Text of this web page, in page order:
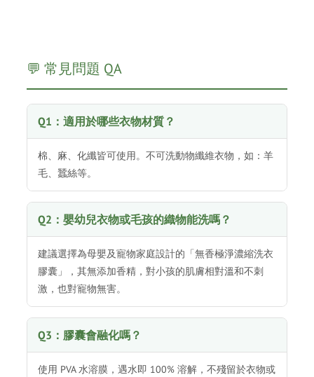
💬 常見問題 QA
Q1：適用於哪些衣物材質？
棉、麻、化纖皆可使用。不可洗動物纖維衣物，如：羊
毛、蠶絲等。
Q2：嬰幼兒衣物或毛孩的織物能洗嗎？
建議選擇為母嬰及寵物家庭設計的「無香極淨濃縮洗衣
膠囊」，其無添加香精，對小孩的肌膚相對溫和不刺
激，也對寵物無害。
Q3：膠囊會融化嗎？
使用 PVA 水溶膜，遇水即 100% 溶解，不殘留於衣物或